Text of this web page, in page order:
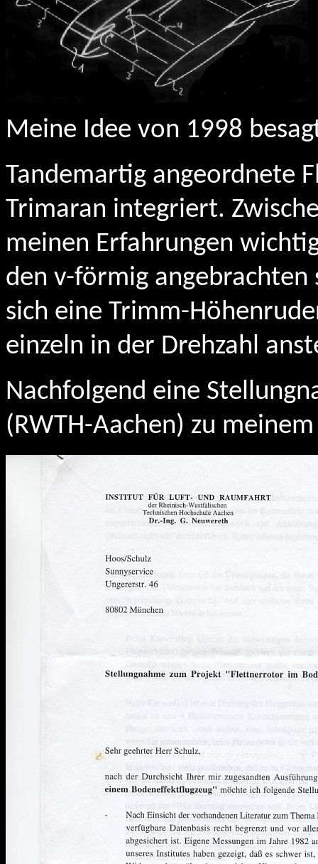
Meine Idee von 1998
Tandemartig angeordnete
Trimaran integriert.
meinen Erfahrungen
den v-förmig
sich eine Trimm-
einzeln in der Drehzahl
Nachfolgend eine
(RWTH-Aachen) zu